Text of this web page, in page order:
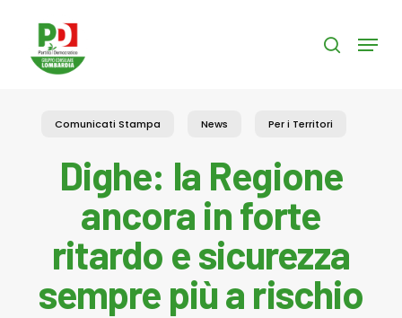
content
search
Menu
Comunicati Stampa News Per i Territori
Dighe: la Regione
ancora in forte
ritardo e sicurezza
sempre più a rischio